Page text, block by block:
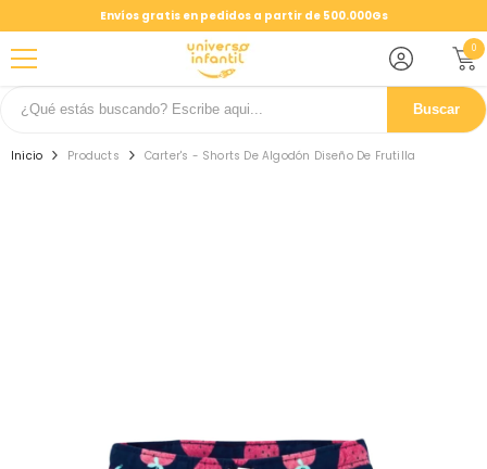
SALTAR AL CONTENIDO
Envíos gratis en pedidos a partir de 500.000Gs
00
Buscar
Inicio Products Carter's - Shorts De Algodón Diseño De Frutilla